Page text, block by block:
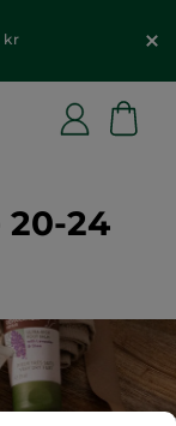
kr
24